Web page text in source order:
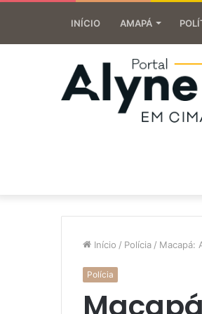
INÍCIO AMAPÁ
Início / Polícia / Macapá:
Polícia